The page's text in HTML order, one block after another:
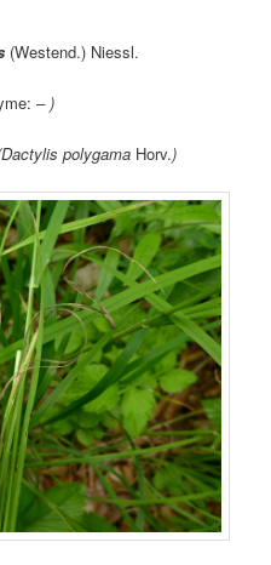
(Westend.) Niessl.
– )
Dactylis polygama Horv.)